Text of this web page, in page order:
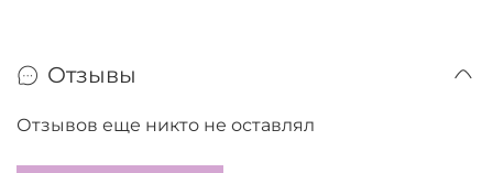
Отзывы
Отзывов еще никто не оставлял